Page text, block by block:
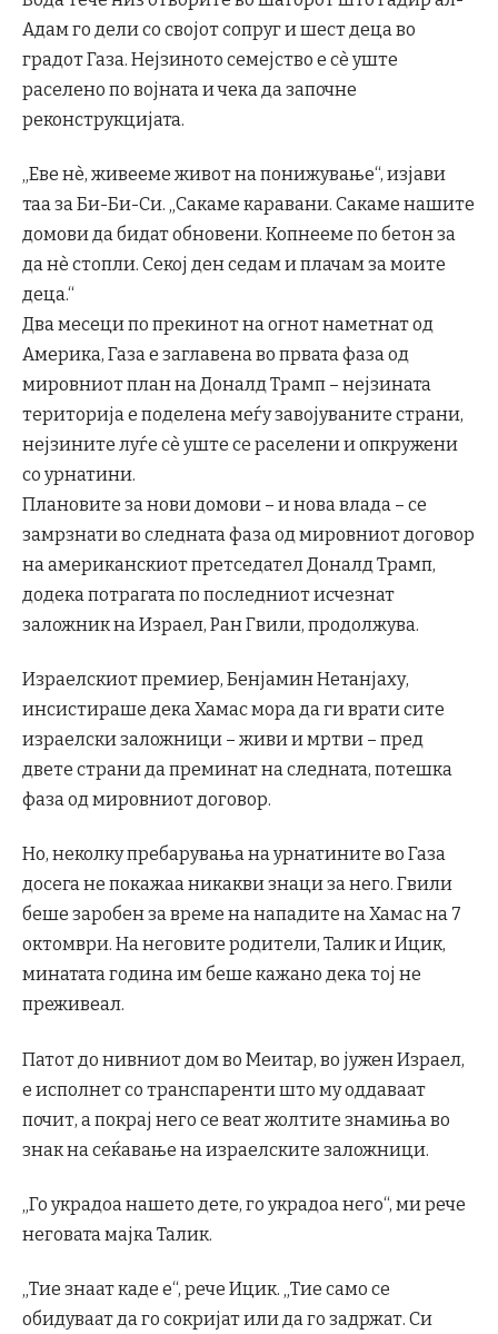
Адам го дели со својот сопруг и шест деца во
градот Газа. Нејзиното семејство е сè уште
раселено по војната и чека да започне
реконструкцијата.
„Еве нè, ​​живееме живот на понижување“, изјави
таа за Би-Би-Си. „Сакаме каравани. Сакаме нашите
домови да бидат обновени. Копнееме по бетон за
да нè стопли. Секој ден седам и плачам за моите
деца.“
Два месеци по прекинот на огнот наметнат од
Америка, Газа е заглавена во првата фаза од
мировниот план на Доналд Трамп – нејзината
територија е поделена меѓу завојуваните страни,
нејзините луѓе сè уште се раселени и опкружени
со урнатини.
Плановите за нови домови – и нова влада – се
замрзнати во следната фаза од мировниот договор
на американскиот претседател Доналд Трамп,
додека потрагата по последниот исчезнат
заложник на Израел, Ран Гвили, продолжува.
Израелскиот премиер, Бенјамин Нетанјаху,
инсистираше дека Хамас мора да ги врати сите
израелски заложници – живи и мртви – пред
двете страни да преминат на следната, потешка
фаза од мировниот договор.
Но, неколку пребарувања на урнатините во Газа
досега не покажаа никакви знаци за него. Гвили
беше заробен за време на нападите на Хамас на 7
октомври. На неговите родители, Талик и Ицик,
минатата година им беше кажано дека тој не
преживеал.
Патот до нивниот дом во Меитар, во јужен Израел,
е исполнет со транспаренти што му оддаваат
почит, а покрај него се веат жолтите знамиња во
знак на сеќавање на израелските заложници.
„Го украдоа нашето дете, го украдоа него“, ми рече
неговата мајка Талик.
„Тие знаат каде е“, рече Ицик. „Тие само се
обидуваат да го сокријат или да го задржат. Си